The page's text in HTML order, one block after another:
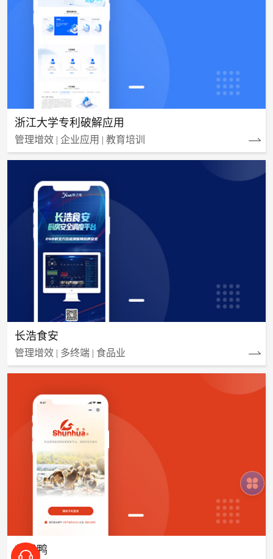
浙江大学专利破解应用
管理增效 | 企业应用 | 教育培训
长浩食安
管理增效 | 多终端 | 食品业
临武鸭